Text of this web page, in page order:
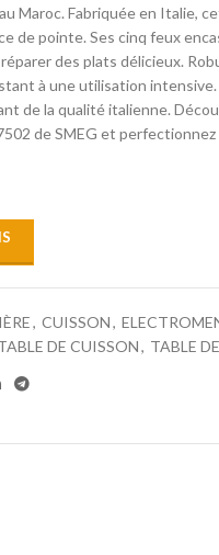
Maroc. Fabriquée en Italie,
de pointe. Ses cinq feux
des plats délicieux.
à une utilisation
de la qualité italienne.
de SMEG et
, CUISSON,
DE CUISSON, TABLE